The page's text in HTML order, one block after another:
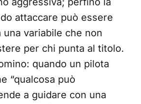
attaccare può essere
una variabile che non
per chi punta al titolo.
quando un pilota
“qualcosa può
a guidare con una